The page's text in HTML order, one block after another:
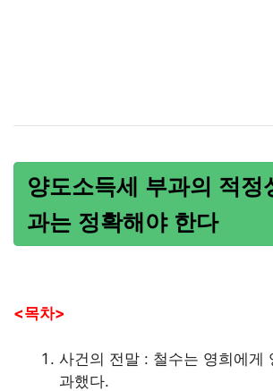
양도소득세 부과의 적정
과는 정확해야 한다
<목차>
사건의 전말 : 철수는 영희에게
과했다.